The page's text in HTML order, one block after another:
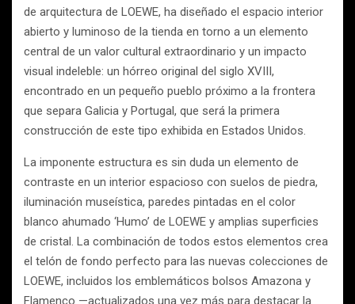
de arquitectura de LOEWE, ha diseñado el espacio interior
abierto y luminoso de la tienda en torno a un elemento
central de un valor cultural extraordinario y un impacto
visual indeleble: un hórreo original del siglo XVIII,
encontrado en un pequeño pueblo próximo a la frontera
que separa Galicia y Portugal, que será la primera
construcción de este tipo exhibida en Estados Unidos.
La imponente estructura es sin duda un elemento de
contraste en un interior espacioso con suelos de piedra,
iluminación museística, paredes pintadas en el color
blanco ahumado ‘Humo’ de LOEWE y amplias superficies
de cristal. La combinación de todos estos elementos crea
el telón de fondo perfecto para las nuevas colecciones de
LOEWE, incluidos los emblemáticos bolsos Amazona y
Flamenco —actualizados una vez más para destacar la